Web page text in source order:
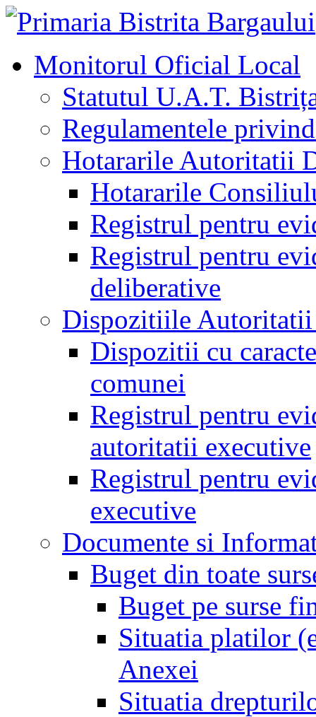
Monitorul Oficial Local
Statutul U.A.T.
Regulamentele
Hotararile Autoritatii
Hotararile
Registrul pentru
Registrul pentru
deliberative
Dispozitiile
Dispozitii cu
comunei
Registrul pentru
autoritatii executive
Registrul pentru
executive
Documente si
Buget din toate
Buget pe surse
Situatia platilor
Anexei
Situatia